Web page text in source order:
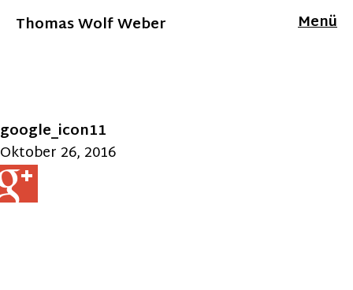
Thomas Wolf Weber Menü
google_icon11
Oktober 26, 2016